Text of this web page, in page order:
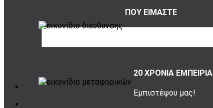
ΠΟΥ ΕΙΜΑΣΤΕ
20 ΧΡΟΝΙΑ ΕΜΠΕΙΡΙΑ
Εμπιστέψου μας!